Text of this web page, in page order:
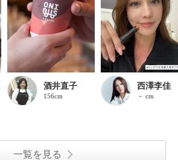
酒井直子
156cm
西澤李佳
－ cm
一覧を見る